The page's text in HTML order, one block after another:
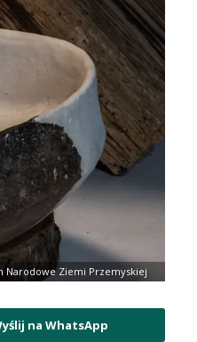
Narodowe Ziemi Przemyskiej
na WhatsApp